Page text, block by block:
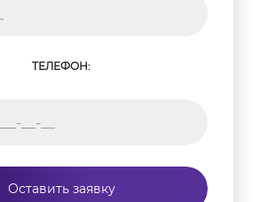
ТЕЛЕФОН:
Оставить заявку